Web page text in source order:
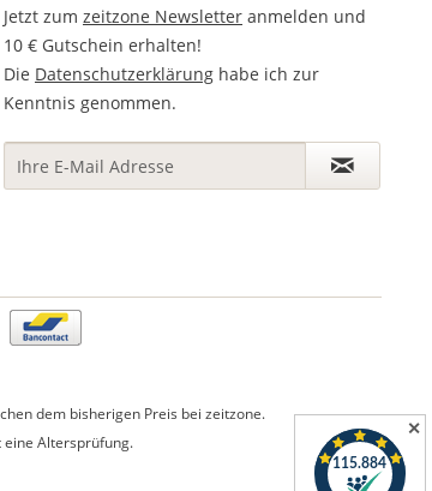
✕
Jetzt zum zeitzone Newsletter anmelden und
10 € Gutschein erhalten!
Die Datenschutzerklärung habe ich zur
Kenntnis genommen.
dem bisherigen Preis bei zeitzone.
eine Altersprüfung.